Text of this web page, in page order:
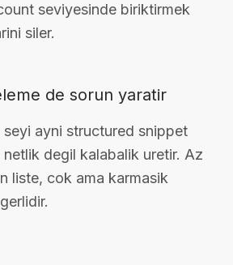
seviyesinde biriktirmek
siler.
de sorun yaratir
seyi ayni structured snippet
degil kalabalik uretir. Az
liste, cok ama karmasik